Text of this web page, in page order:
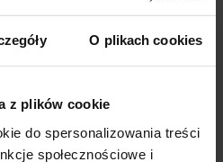
O plikach cookies
z plików cookie
do spersonalizowania treści
społecznościowe i
300x200x18
9,99 zł